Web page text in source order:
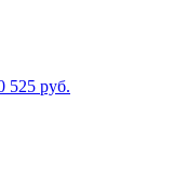
525 руб.